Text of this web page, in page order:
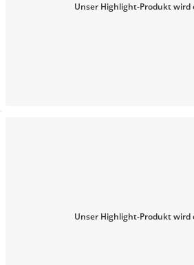
Unser Highlight-Produkt wird
Unser Highlight-Produkt wird